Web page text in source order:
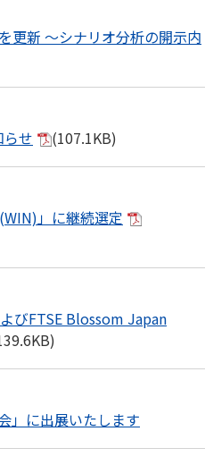
更新 ～シナリオ分析の開示内
せ
(107.1KB)
」に継続選定
びFTSE Blossom Japan
」に出展いたします